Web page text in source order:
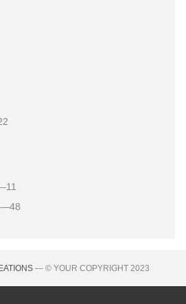
11
—48
— © YOUR COPYRIGHT 2023